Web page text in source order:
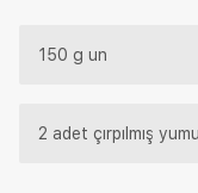
150 g un
2 adet çırpılmış